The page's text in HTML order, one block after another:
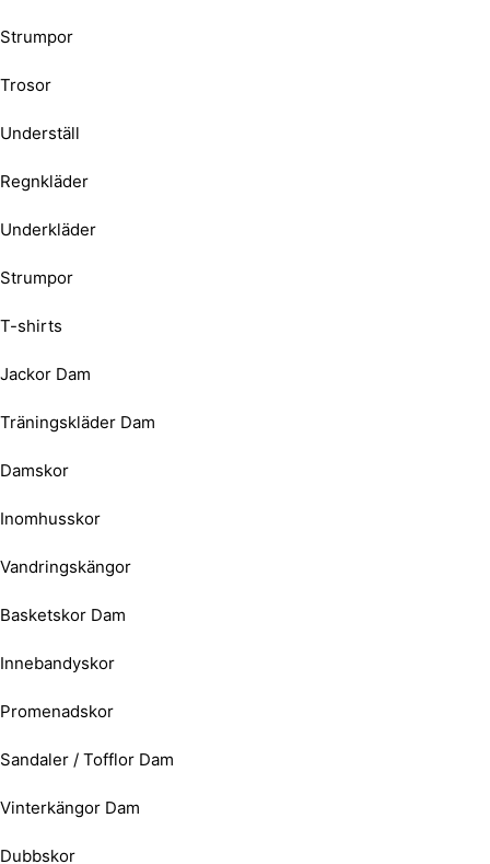
Strumpor
Trosor
Underställ
Regnkläder
Underkläder
Strumpor
T-shirts
Jackor Dam
Träningskläder Dam
Damskor
Inomhusskor
Vandringskängor
Basketskor Dam
Innebandyskor
Promenadskor
Sandaler / Tofflor Dam
Vinterkängor Dam
Dubbskor